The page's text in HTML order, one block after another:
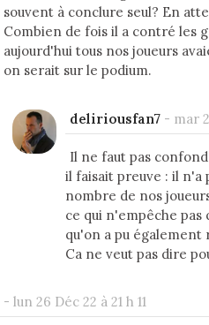
souvent à conclure seul? En
Combien de fois il a contré les
aujourd'hui tous nos joueurs
on serait sur le podium.
deliriousfan7 - mar
Il ne faut pas
il faisait preuve : il
nombre de nos
ce qui n'empêche
qu'on a pu également
Ca ne veut pas dire
- lun 26 Déc 22 à 21 h 11